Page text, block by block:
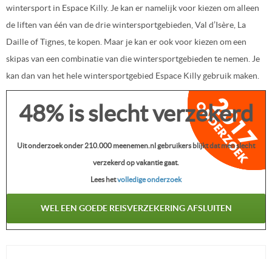
wintersport in Espace Killy. Je kan er namelijk voor kiezen om alleen
de liften van één van de drie wintersportgebieden, Val d’Isère, La
Daille of Tignes, te kopen. Maar je kan er ook voor kiezen om een
skipas van een combinatie van die wintersportgebieden te nemen. Je
kan dan van het hele wintersportgebied Espace Killy gebruik maken.
48% is slecht verzekerd
Uit onderzoek onder 210.000 meenemen.nl gebruikers blijkt dat men slecht
verzekerd op vakantie gaat.
Lees hetvolledige onderzoek
WEL EEN GOEDE REISVERZEKERING AFSLUITEN